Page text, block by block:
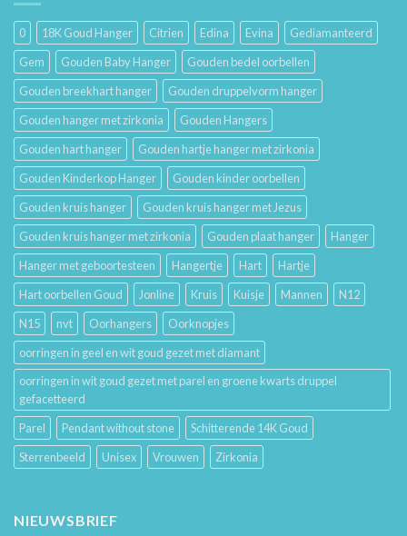
Hun
Betekenis
0 18K Goud Hanger Citrien Edina Evina
Gediamanteerd
Gem
Gouden Baby Hanger
Gouden bedel oorbellen
Gouden breekhart hanger
Gouden druppelvorm hanger
Gouden hanger met zirkonia
Gouden Hangers
Gouden hart hanger
Gouden hartje hanger met zirkonia
Gouden Kinderkop Hanger
Gouden kinder oorbellen
Gouden kruis hanger
Gouden kruis hanger met Jezus
Gouden kruis hanger met zirkonia
Gouden plaat hanger
Hanger
Hanger met geboortesteen
Hangertje Hart
Hartje
Hart oorbellen Goud
Jonline Kruis Kuisje Mannen
N12
N15
nvt Oorhangers
Oorknopjes
oorringen in geel en wit goud gezet met diamant
oorringen in wit goud gezet met parel en groene kwarts druppel
gefacetteerd
Parel
Pendant without stone
Schitterende 14K Goud
Sterrenbeeld
Unisex Vrouwen Zirkonia
NIEUWSBRIEF